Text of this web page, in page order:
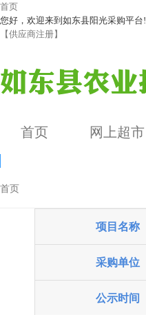
首页
您好，欢迎来到如东县阳光采购平台!
【供应商注册】
首页 网上超市
首页
公告详情
项目名称
采购单位
公示时间